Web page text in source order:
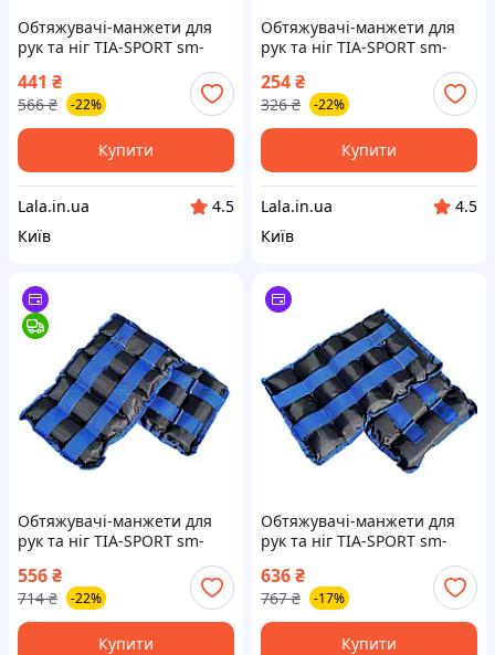
Обтяжувачі-манжети для
рук та ніг TIA-SPORT sm-
441 ₴
566 ₴ -22%
Купити
Lala.in.ua
4.5
Київ
Обтяжувачі-манжети для
рук та ніг TIA-SPORT sm-
254₴
326 ₴ -22%
Купити
Lala.in.ua
4.5
Київ
Обтяжувачі-манжети для
рук та ніг TIA-SPORT sm-
556₴
714 ₴ -22%
Купити
Обтяжувачі-манжети для
рук та ніг TIA-SPORT sm-
1355, 2x3,5 кг, World-of-Toys
636₴
767 ₴ -17%
Купити